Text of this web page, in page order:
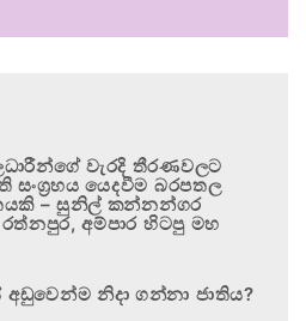
වැරදි තීරණවලට
යෙදවීම බරපතල
– සුනිල් කන්නන්ගර
අම්පාර හිටපු මහ
නිදා ගන්නා ජාතිය?